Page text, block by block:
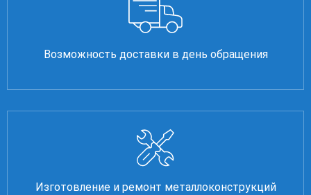
Возможность доставки в день обращения
Изготовление и ремонт металлоконструкций